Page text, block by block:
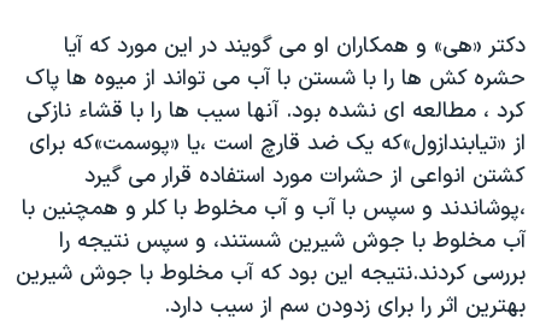
صفحه‌های ویژه
سفر پرزیدنت ترامپ به چین
دکتر «هی» و همکاران او می گویند در این مورد که آیا
حشره کش ها را با شستن با آب می تواند از میوه ها پاک
کرد ، مطالعه ای نشده بود. آنها سیب ها را با قشاء نازکی
از «تیابندازول»که یک ضد قارچ است ،یا «پوسمت»که برای
کشتن انواعی از حشرات مورد استفاده قرار می گیرد
،پوشاندند و سپس با آب و آب مخلوط با کلر و همچنین با
آب مخلوط با جوش شیرین شستند، و سپس نتیجه را
بررسی کردند.نتیجه این بود که آب مخلوط با جوش شیرین
بهترین اثر را برای زدودن سم از سیب دارد.